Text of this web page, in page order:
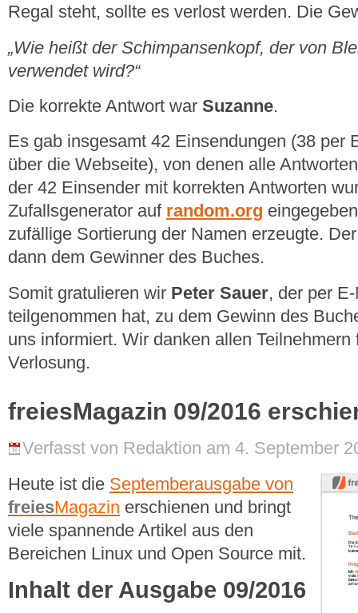
Regal steht, sollte es verlost werden. Die
„Wie heißt der Schimpansenkopf, der von
verwendet wird?“
Die korrekte Antwort war Suzanne.
Es gab insgesamt 42 Einsendungen (38 per
über die Webseite), von denen alle
der 42 Einsender mit korrekten Antworten
Zufallsgenerator auf random.org
zufällige Sortierung der Namen erzeugte.
dann dem Gewinner des Buches.
Somit gratulieren wir Peter Sauer, der per
teilgenommen hat, zu dem Gewinn des
uns informiert. Wir danken allen
Verlosung.
freiesMagazin 09/2016
Verfasst von Redaktion am 4. September
Heute ist die Septemberausgabe von
freiesMagazin erschienen und bringt
viele spannende Artikel aus den
Bereichen Linux und Open Source mit.
Inhalt der Ausgabe 09/2016